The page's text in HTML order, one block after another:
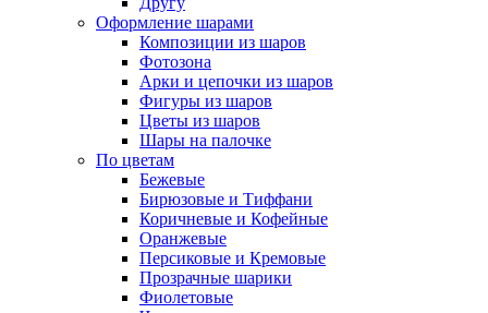
Оформление шарами
Композиции из шаров
Фотозона
Арки и цепочки из шаров
Фигуры из шаров
Цветы из шаров
Шары на палочке
По цветам
Бежевые
Бирюзовые и Тиффани
Коричневые и Кофейные
Оранжевые
Персиковые и Кремовые
Прозрачные шарики
Фиолетовые